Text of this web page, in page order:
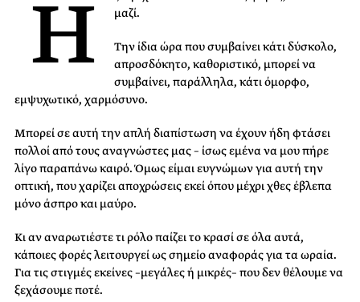
H
μαζί.
Την ίδια ώρα που συμβαίνει κάτι δύσκολο,
απροσδόκητο, καθοριστικό, μπορεί να
συμβαίνει, παράλληλα, κάτι όμορφο,
εμψυχωτικό, χαρμόσυνο.
Μπορεί σε αυτή την απλή διαπίστωση να έχουν ήδη φτάσει
πολλοί από τους αναγνώστες μας – ίσως εμένα να μου πήρε
λίγο παραπάνω καιρό. Όμως είμαι ευγνώμων για αυτή την
οπτική, που χαρίζει αποχρώσεις εκεί όπου μέχρι χθες έβλεπα
μόνο άσπρο και μαύρο.
Κι αν αναρωτιέστε τι ρόλο παίζει το κρασί σε όλα αυτά,
κάποιες φορές λειτουργεί ως σημείο αναφοράς για τα ωραία.
Για τις στιγμές εκείνες –μεγάλες ή μικρές– που δεν θέλουμε να
ξεχάσουμε ποτέ.